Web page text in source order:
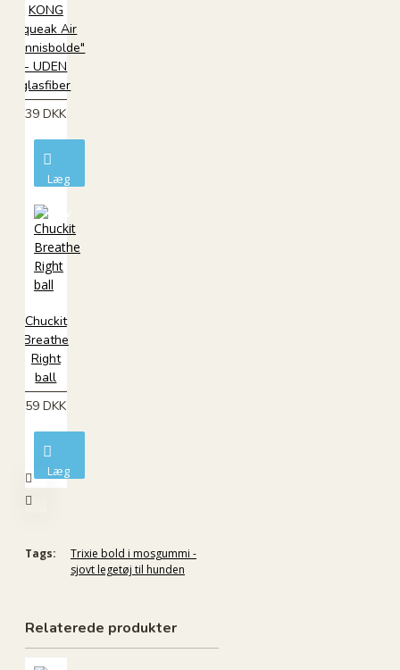
KONG
Squeak Air
"Tennisbolde"
- UDEN
glasfiber
39 DKK
Læg
kurv
Chuckit
Breathe
Right
ball
59 DKK
Læg
i
Tags:
Trixie bold i mosgummi -
sjovt legetøj til hunden
Relaterede produkter